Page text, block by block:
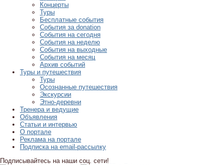
Концерты
Туры
Бесплатные события
События за donation
События на сегодня
События на неделю
События на выходные
События на месяц
Архив событий
Туры и путешествия
Туры
Осознанные путешествия
Экскурсии
Этно-деревни
Тренера и ведущие
Объявления
Статьи и интервью
О портале
Реклама на портале
Подписка на email-рассылку
Подписывайтесь на наши соц. сети!